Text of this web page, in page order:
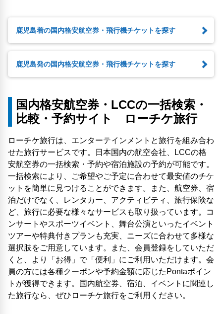
鹿児島着の国内格安航空券・飛行機チケットを探す
鹿児島発の国内格安航空券・飛行機チケットを探す
国内格安航空券・LCCの一括検索・
比較・予約サイト ローチケ旅行
ローチケ旅行は、エンターテインメントと旅行を組み合わ
せた旅行サービスです。日本国内の航空会社、LCCの格
安航空券の一括検索・予約や宿泊施設の予約が可能です。
一括検索により、ご希望やご予定に合わせて最安値のチケ
ットを簡単に見つけることができます。また、航空券、宿
泊だけでなく、レンタカー、アクティビティ、旅行保険な
ど、旅行に必要な様々なサービスも取り扱っています。コ
ンサートやスポーツイベント、舞台公演といったイベント
ツアーや特典付きプランも充実、ニーズに合わせて多様な
選択肢をご用意しています。また、会員登録をしていただ
くと、より「お得」で「便利」にご利用いただけます。会
員の方には各種クーポンや予約金額に応じたPontaポイン
トが獲得できます。国内航空券、宿泊、イベントに関連し
た旅行なら、ぜひローチケ旅行をご利用ください。